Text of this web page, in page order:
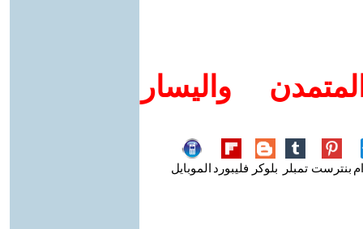
واليسار
بنترست تمبلر بلوكر فليبورد الموبايل